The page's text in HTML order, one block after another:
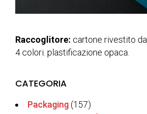
Raccoglitore: cartone rivestito
4 colori. plastificazione opaca.
CATEGORIA
Packaging(157)